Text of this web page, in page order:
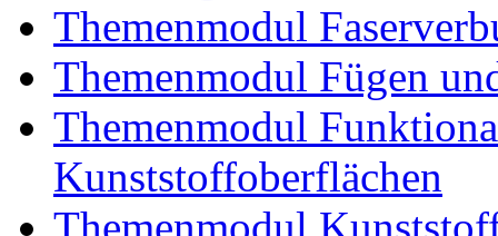
Themenmodul
Themenmodul Fügen
Themenmodul
Kunststoffoberflächen